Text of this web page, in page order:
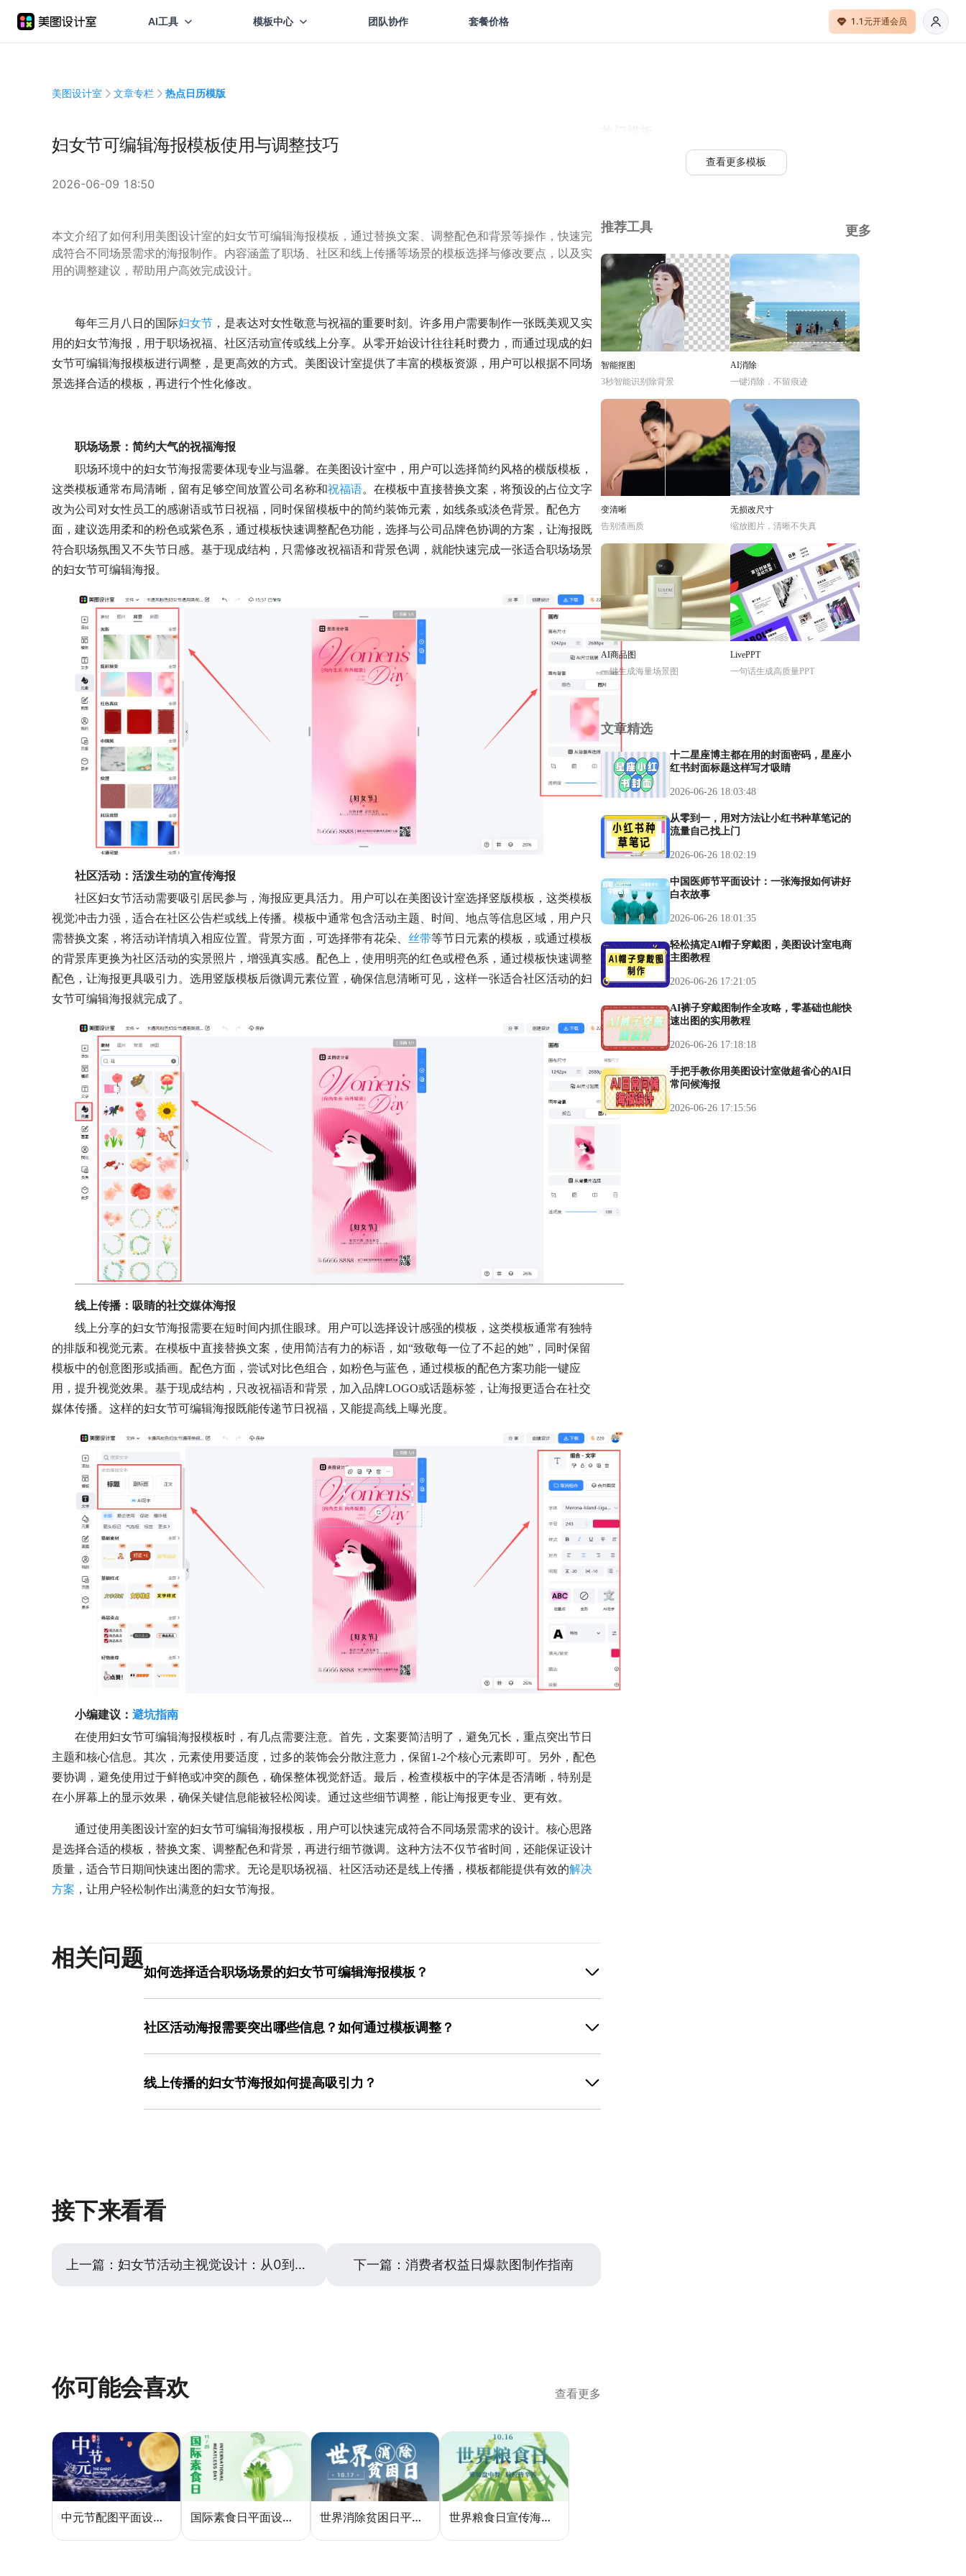
AI工具 模板中心 团队协作 套餐价格 1.1元开通会员
美图设计室 文章专栏 热点日历模版
妇女节可编辑海报模板使用与调整技巧
2026-06-09 18:50
本文介绍了如何利用美图设计室的妇女节可编辑海报模板，通过替换文案、调整配色和背景等操作，快速完
成符合不同场景需求的海报制作。内容涵盖了职场、社区和线上传播等场景的模板选择与修改要点，以及实
用的调整建议，帮助用户高效完成设计。
每年三月八日的国际妇女节 ，是表达对女性敬意与祝福的重要时刻。许多用户需要制作一张既美观又实
用的妇女节海报，用于职场祝福、社区活动宣传或线上分享。从零开始设计往往耗时费力，而通过现成的妇
女节可编辑海报模板进行调整，是更高效的方式。美图设计室提供了丰富的模板资源，用户可以根据不同场
景选择合适的模板，再进行个性化修改。
职场场景：简约大气的祝福海报
职场环境中的妇女节海报需要体现专业与温馨。在美图设计室中，用户可以选择简约风格的横版模板，
这类模板通常布局清晰，留有足够空间放置公司名称和祝福语。在模板中直接替换文案，将预设的占位文字
改为公司对女性员工的感谢语或节日祝福，同时保留模板中的简约装饰元素，如线条或淡色背景。配色方
面，建议选用柔和的粉色或紫色系，通过模板快速调整配色功能，选择与公司品牌色协调的方案，让海报既
符合职场氛围又不失节日感。基于现成结构，只需修改祝福语和背景色调，就能快速完成一张适合职场场景
的妇女节可编辑海报。
社区活动：活泼生动的宣传海报
社区妇女节活动需要吸引居民参与，海报应更具活力。用户可以在美图设计室选择竖版模板，这类模板
视觉冲击力强，适合在社区公告栏或线上传播。模板中通常包含活动主题、时间、地点等信息区域，用户只
需替换文案，将活动详情填入相应位置。背景方面，可选择带有花朵、 丝带等节日元素的模板，或通过模板
的背景库更换为社区活动的实景照片，增强真实感。配色上，使用明亮的红色或橙色系，通过模板快速调整
配色，让海报更具吸引力。选用竖版模板后微调元素位置，确保信息清晰可见，这样一张适合社区活动的妇
女节可编辑海报就完成了。
线上传播：吸睛的社交媒体海报
线上分享的妇女节海报需要在短时间内抓住眼球。用户可以选择设计感强的模板，这类模板通常有独特
的排版和视觉元素。在模板中直接替换文案，使用简洁有力的标语，如“致敬每一位了不起的她”，同时保留
模板中的创意图形或插画。配色方面，尝试对比色组合，如粉色与蓝色，通过模板的配色方案功能一键应
用，提升视觉效果。基于现成结构，只改祝福语和背景，加入品牌LOGO或话题标签，让海报更适合在社交
媒体传播。这样的妇女节可编辑海报既能传递节日祝福，又能提高线上曝光度。
小编建议： 避坑指南
在使用妇女节可编辑海报模板时，有几点需要注意。首先，文案要简洁明了，避免冗长，重点突出节日
主题和核心信息。其次，元素使用要适度，过多的装饰会分散注意力，保留1-2个核心元素即可。另外，配色
要协调，避免使用过于鲜艳或冲突的颜色，确保整体视觉舒适。最后，检查模板中的字体是否清晰，特别是
在小屏幕上的显示效果，确保关键信息能被轻松阅读。通过这些细节调整，能让海报更专业、更有效。
通过使用美图设计室的妇女节可编辑海报模板，用户可以快速完成符合不同场景需求的设计。核心思路
是选择合适的模板，替换文案、调整配色和背景，再进行细节微调。这种方法不仅节省时间，还能保证设计
质量，适合节日期间快速出图的需求。无论是职场祝福、社区活动还是线上传播，模板都能提供有效的解决
方案 ，让用户轻松制作出满意的妇女节海报。
相关问题
如何选择适合职场场景的妇女节可编辑海报模板？
与公司品牌色协调即可。
社区活动海报需要突出哪些信息？如何通过模板调整？
系，确保信息清晰可见。
线上传播的妇女节海报如何提高吸引力？
接下来看看
上一篇： 妇女节活动主视觉设计：从0到1快速出图指南 下一篇： 消费者权益日爆款图制作指南
你可能会喜欢 查看更多
中元节配图平面设计怎么做？5种风格模板轻松搞定节日氛围 国际素食日平面设计总像养生广告？三个思路让它变酷 世界消除贫困日平面设计：用视觉语言传递尊严与温度 世界粮食日宣传海报：用设计传递"粮"心，让每一粒米都有声音
查看更多模板
推荐工具 更多
智能抠图
3秒智能识别除背景
AI消除
一键消除，不留痕迹
变清晰
告别渣画质
无损改尺寸
缩放图片，清晰不失真
AI商品图
一键生成海量场景图
LivePPT
一句话生成高质量PPT
文章精选
十二星座博主都在用的封面密码，星座小
红书封面标题这样写才吸睛
2026-06-26 18:03:48
从零到一，用对方法让小红书种草笔记的
流量自己找上门
2026-06-26 18:02:19
中国医师节平面设计：一张海报如何讲好
白衣故事
2026-06-26 18:01:35
轻松搞定AI帽子穿戴图，美图设计室电商
主图教程
2026-06-26 17:21:05
AI裤子穿戴图制作全攻略，零基础也能快
速出图的实用教程
2026-06-26 17:18:18
手把手教你用美图设计室做超省心的AI日
常问候海报
2026-06-26 17:15:56